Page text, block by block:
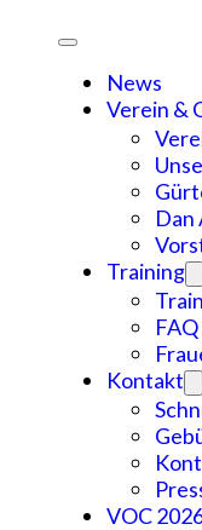
News
Verein &
Dan
Training
Kontakt
VOC